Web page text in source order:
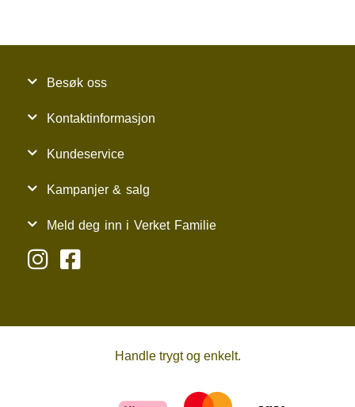
Besøk oss
Kontaktinformasjon
Kundeservice
Kampanjer & salg
Meld deg inn i Verket Familie
Handle trygt og enkelt.